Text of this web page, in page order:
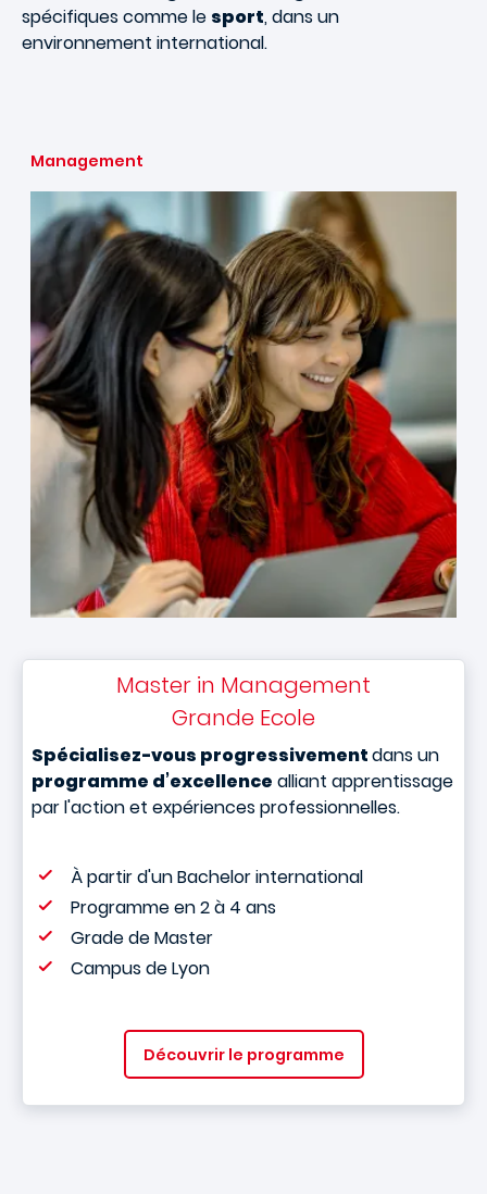
spécifiques comme le sport, dans un
environnement international.
Management
Master in Management
Grande Ecole
Spécialisez-vous progressivementdans un
programme d’excellence alliant apprentissage
par l'action et expériences professionnelles.
À partir d'un Bachelor international
Programme en 2 à 4 ans
Grade de Master
Campus de Lyon
Découvrir le programme